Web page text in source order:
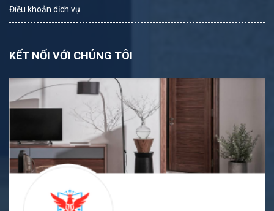
Điều khoản dịch vụ
KẾT NỐI VỚI CHÚNG TÔI